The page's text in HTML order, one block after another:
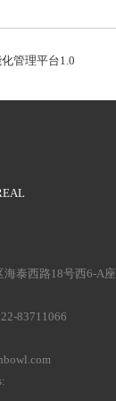
管理平台1.0
泰西路18号西6-A座
83711066